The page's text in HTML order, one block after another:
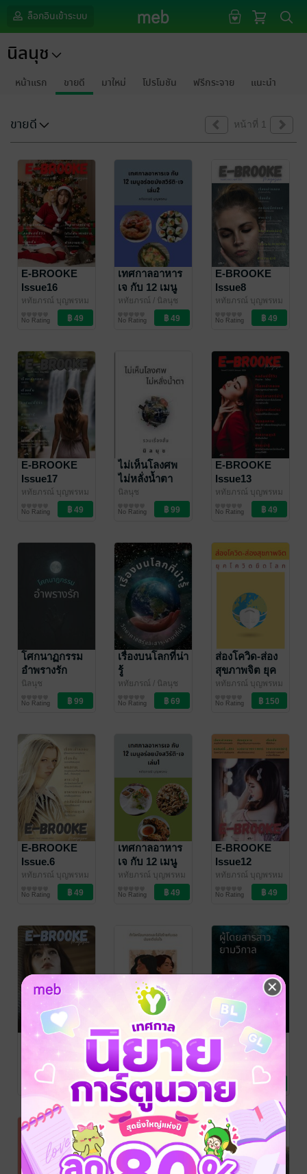
ล็อกอินเข้าระบบ
นิลนุช
หน้าแรก ขายดี มาใหม่ โปรโมชัน ฟรีกระจาย แนะนำ
ขายดี หน้าที่ 1
E-BROOKE
Issue16
หทัยภรณ์ บุญพรหม
นิตยสาร Lifestyle
No Rating
เทศกาลอาหาร
เจ กับ 12 เมนู
อร่อยมังสวิรัติ-
หทัยภรณ์ / นิลนุช
การประกอบอาหาร
No Rating
E-BROOKE
Issue8
หทัยภรณ์ บุญพรหม
นิตยสาร Lifestyle
No Rating
E-BROOKE
Issue17
หทัยภรณ์ บุญพรหม
นิตยสาร Lifestyle
No Rating
ไม่เห็นโลงศพ
ไม่หลั่งน้ำตา
นิลนุช
รวมเรื่องสั้น
No Rating
E-BROOKE
Issue13
หทัยภรณ์ บุญพรหม
นิตยสาร Lifestyle
No Rating
โศกนาฏกรรม
อำพรางรัก
นิลนุช
นิยายลึกลับ/เขย่า
ขวัญ
No Rating
เรื่องบนโลกที่น่า
รู้
หทัยภรณ์ / นิลนุช
วิทยาศาสตร์และ
เทคโนโลยี
No Rating
ส่องโควิด-ส่อง
สุขภาพจิต ยุค
โควิดยึดโลก
หทัยภรณ์ บุญพรหม
No Rating
E-BROOKE
Issue.6
หทัยภรณ์ บุญพรหม
นิตยสาร Lifestyle
No Rating
เทศกาลอาหาร
เจ กับ 12 เมนู
อร่อยมังสวิรัติ-
หทัยภรณ์ บุญพรหม
การประกอบอาหาร
No Rating
E-BROOKE
Issue12
หทัยภรณ์ บุญพรหม
นิตยสาร Lifestyle
No Rating
EBROOKE
Issue14
หทัยภรณ์ บุญพรหม
/ นิลนุช
นิตยสาร Lifestyle
No Rating
ไม่อยากให้โลก
นี้มีความรัก
นิลนุช
นิยายชีวิต/ดรามา
No Rating
ผู้โดยสารสาว
ยามวิกาล
จันทร์รำไพ/ นิลนุช
นิยายลึกลับ/เขย่า
ขวัญ
1 Rating